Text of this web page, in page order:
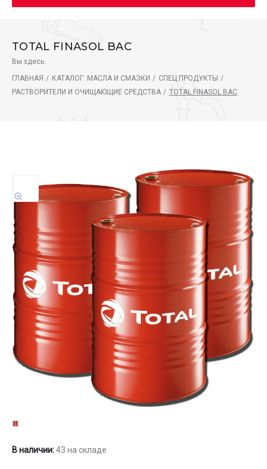
TOTAL FINASOL BAC
Вы здесь:
ГЛАВНАЯ / КАТАЛОГ: МАСЛА И СМАЗКИ / СПЕЦ ПРОДУКТЫ /
РАСТВОРИТЕЛИ И ОЧИЩАЮЩИЕ СРЕДСТВА / TOTAL FINASOL BAC
В наличии:43 на складе